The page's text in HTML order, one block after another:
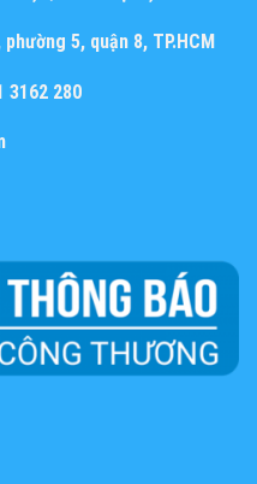
5, quận 8, TP.HCM
3162 280